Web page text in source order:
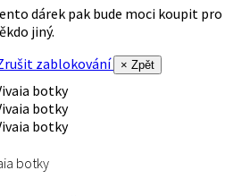
dárek pak bude moci koupit pro
jiný.
zablokování
× Zpět
botky